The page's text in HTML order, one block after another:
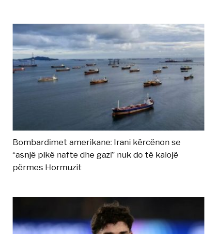
Bombardimet amerikane: Irani kërcënon se
“asnjë pikë nafte dhe gazi” nuk do të kalojë
përmes Hormuzit